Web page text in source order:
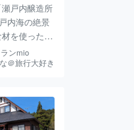
戸内醸造所
内海の絶景
を使った料
ストランで
地内に併設
を使った料
内の豊かな
ンmio
＠旅行大好き